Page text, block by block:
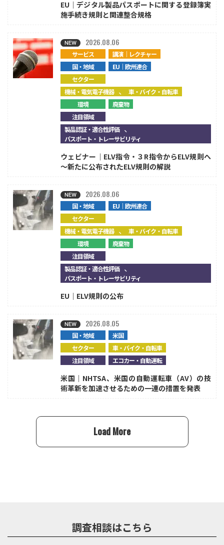
EU｜デジタル製品パスポートに関する登録簿実
施手続き規則と関連整合規格
サービス
講演｜レクチャー
国・地域
EU｜欧州連合
セクター
機械・電気電子機器 、車・バイク・自転車
環境
廃棄物
注目領域
製品認証・適合性評価 、
パスポート・トレーサビリティ
2026.08.06
ウェビナー｜ELV指令・３R指令からELV規則へ
～新たに公布されたELV規則の解説
国・地域
EU｜欧州連合
セクター
機械・電気電子機器 、車・バイク・自転車
環境
廃棄物
注目領域
製品認証・適合性評価 、
パスポート・トレーサビリティ
2026.08.06
EU｜ELV規則の公布
国・地域
米国
セクター
車・バイク・自転車
注目領域
エコカー・自動運転
2026.08.05
米国｜NHTSA、米国の自動運転車（AV）の技
術革新を加速させるための一連の措置を発表
Load More
調査相談はこちら